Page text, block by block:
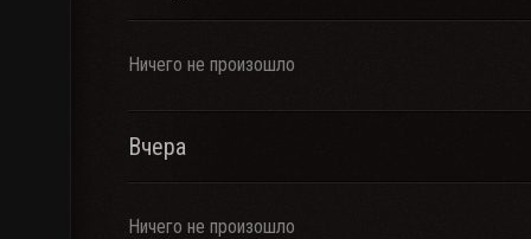
Ничего не произошло
Вчера
Ничего не произошло